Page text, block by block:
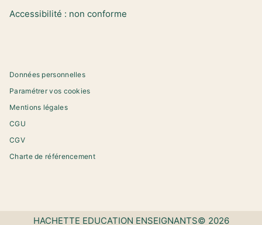
Accessibilité : non conforme
Données personnelles
Paramétrer vos cookies
Mentions légales
CGU
CGV
Charte de référencement
HACHETTE EDUCATION ENSEIGNANTS© 2026